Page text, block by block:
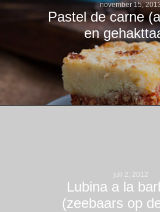
november 15,
Pastel de carne
en
juli 2, 2012
Lubina a la
(zeebaars op